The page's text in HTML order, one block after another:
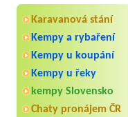
Karavanová stání
Kempy a rybaření
Kempy u koupání
Kempy u řeky
kempy Slovensko
Chaty pronájem ČR